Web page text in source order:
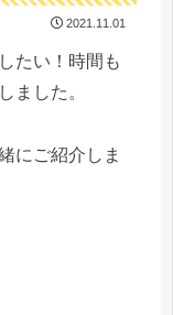
2021.11.01
たい！時間も
ました。
にご紹介しま